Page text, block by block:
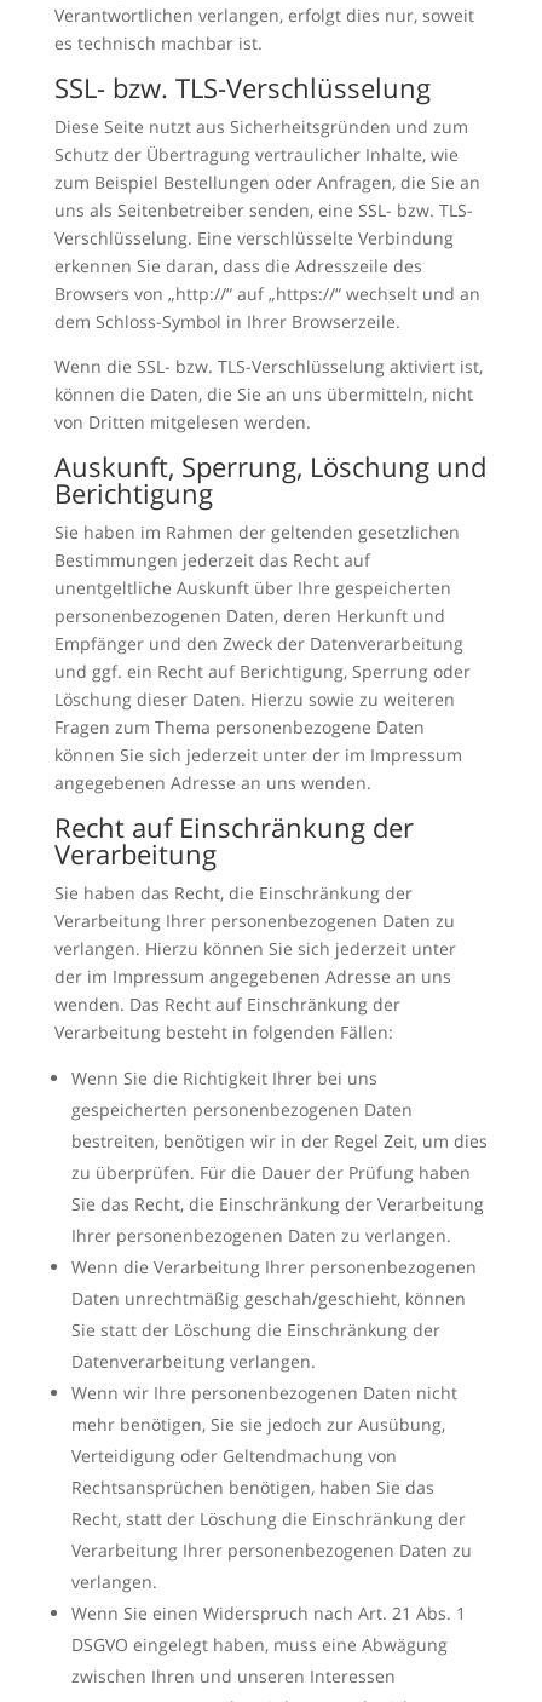
Verantwortlichen verlangen, erfolgt dies nur, soweit
es technisch machbar ist.
SSL- bzw. TLS-Verschlüsselung
Diese Seite nutzt aus Sicherheitsgründen und zum
Schutz der Übertragung vertraulicher Inhalte, wie
zum Beispiel Bestellungen oder Anfragen, die Sie an
uns als Seitenbetreiber senden, eine SSL- bzw. TLS-
Verschlüsselung. Eine verschlüsselte Verbindung
erkennen Sie daran, dass die Adresszeile des
Browsers von „http://“ auf „https://“ wechselt und an
dem Schloss-Symbol in Ihrer Browserzeile.
Wenn die SSL- bzw. TLS-Verschlüsselung aktiviert ist,
können die Daten, die Sie an uns übermitteln, nicht
von Dritten mitgelesen werden.
Auskunft, Sperrung, Löschung und
Berichtigung
Sie haben im Rahmen der geltenden gesetzlichen
Bestimmungen jederzeit das Recht auf
unentgeltliche Auskunft über Ihre gespeicherten
personenbezogenen Daten, deren Herkunft und
Empfänger und den Zweck der Datenverarbeitung
und ggf. ein Recht auf Berichtigung, Sperrung oder
Löschung dieser Daten. Hierzu sowie zu weiteren
Fragen zum Thema personenbezogene Daten
können Sie sich jederzeit unter der im Impressum
angegebenen Adresse an uns wenden.
Recht auf Einschränkung der
Verarbeitung
Sie haben das Recht, die Einschränkung der
Verarbeitung Ihrer personenbezogenen Daten zu
verlangen. Hierzu können Sie sich jederzeit unter
der im Impressum angegebenen Adresse an uns
wenden. Das Recht auf Einschränkung der
Verarbeitung besteht in folgenden Fällen:
Wenn Sie die Richtigkeit Ihrer bei uns
gespeicherten personenbezogenen Daten
bestreiten, benötigen wir in der Regel Zeit, um dies
zu überprüfen. Für die Dauer der Prüfung haben
Sie das Recht, die Einschränkung der Verarbeitung
Ihrer personenbezogenen Daten zu verlangen.
Wenn die Verarbeitung Ihrer personenbezogenen
Daten unrechtmäßig geschah/geschieht, können
Sie statt der Löschung die Einschränkung der
Datenverarbeitung verlangen.
Wenn wir Ihre personenbezogenen Daten nicht
mehr benötigen, Sie sie jedoch zur Ausübung,
Verteidigung oder Geltendmachung von
Rechtsansprüchen benötigen, haben Sie das
Recht, statt der Löschung die Einschränkung der
Verarbeitung Ihrer personenbezogenen Daten zu
verlangen.
Wenn Sie einen Widerspruch nach Art. 21 Abs. 1
DSGVO eingelegt haben, muss eine Abwägung
zwischen Ihren und unseren Interessen